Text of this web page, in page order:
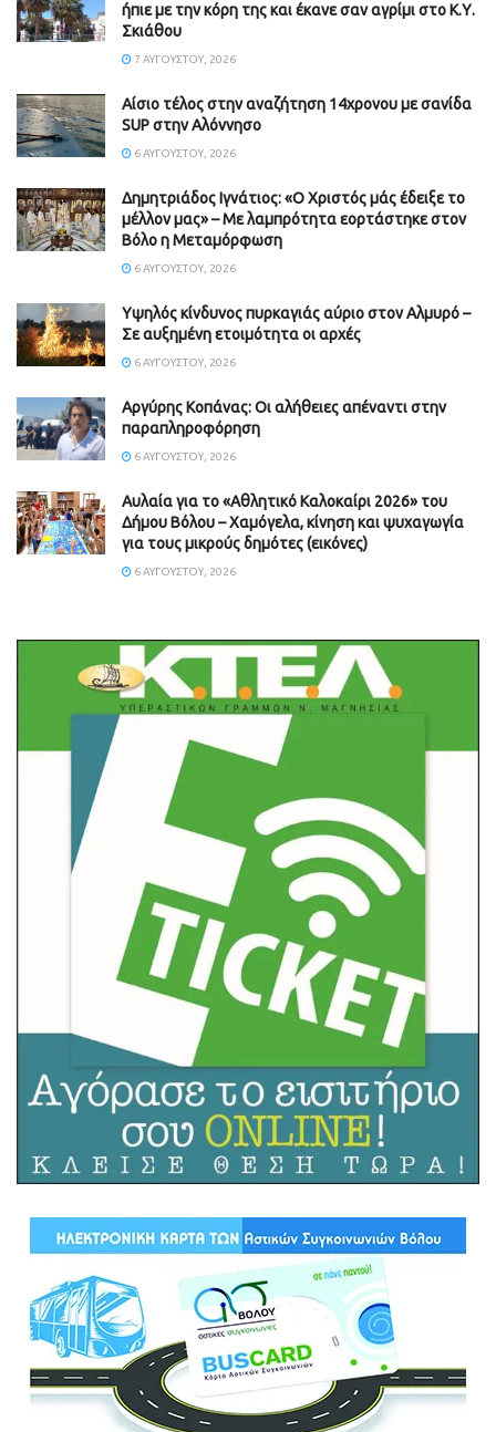
ήπιε με την κόρη της και έκανε σαν αγρίμι στο Κ.Υ.
Σκιάθου
7 ΑΥΓΟΎΣΤΟΥ, 2026
Αίσιο τέλος στην αναζήτηση 14χρονου με σανίδα
SUP στην Αλόννησο
6 ΑΥΓΟΎΣΤΟΥ, 2026
Δημητριάδος Ιγνάτιος: «Ο Χριστός μάς έδειξε το
μέλλον μας» – Με λαμπρότητα εορτάστηκε στον
Βόλο η Μεταμόρφωση
6 ΑΥΓΟΎΣΤΟΥ, 2026
Υψηλός κίνδυνος πυρκαγιάς αύριο στον Αλμυρό –
Σε αυξημένη ετοιμότητα οι αρχές
6 ΑΥΓΟΎΣΤΟΥ, 2026
Aργύρης Κοπάνας: Οι αλήθειες απέναντι στην
παραπληροφόρηση
6 ΑΥΓΟΎΣΤΟΥ, 2026
Αυλαία για το «Αθλητικό Καλοκαίρι 2026» του
Δήμου Βόλου – Χαμόγελα, κίνηση και ψυχαγωγία
για τους μικρούς δημότες (εικόνες)
6 ΑΥΓΟΎΣΤΟΥ, 2026